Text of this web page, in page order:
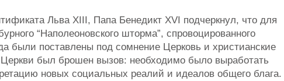
Льва XIII, Папа Бенедикт XVI подчеркнул, что для
“Наполеоновского шторма”, спровоцированного
были поставлены под сомнение Церковь и христианские
был брошен вызов: необходимо было выработать
новых социальных реалий и идеалов общего блага.